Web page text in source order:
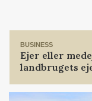
BUSINESS
Ejer eller
landbrugets